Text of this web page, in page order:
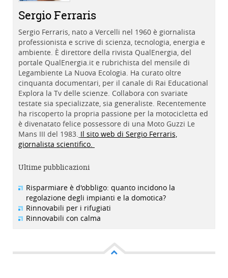
Sergio Ferraris
Sergio Ferraris, nato a Vercelli nel 1960 è giornalista
professionista e scrive di scienza, tecnologia, energia e
ambiente. È direttore della rivista QualEnergia, del
portale QualEnergia.it e rubrichista del mensile di
Legambiente La Nuova Ecologia. Ha curato oltre
cinquanta documentari, per il canale di Rai Educational
Explora la Tv delle scienze. Collabora con svariate
testate sia specializzate, sia generaliste. Recentemente
ha riscoperto la propria passione per la motocicletta ed
è divenatato felice possessore di una Moto Guzzi Le
Mans III del 1983. Il sito web di Sergio Ferraris,
giornalista scientifico.
Ultime pubblicazioni
Risparmiare è d'obbligo: quanto incidono la
regolazione degli impianti e la domotica?
Rinnovabili per i rifugiati
Rinnovabili con calma